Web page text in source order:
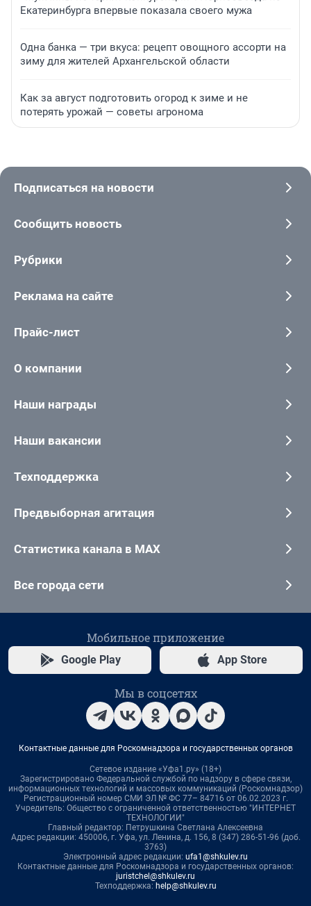
Екатеринбурга впервые показала своего мужа
Одна банка — три вкуса: рецепт овощного ассорти на
зиму для жителей Архангельской области
Как за август подготовить огород к зиме и не
потерять урожай — советы агронома
Подписаться на новости
Сообщить новость
Рубрики
Реклама на сайте
Прайс-лист
О компании
Наши награды
Наши вакансии
Техподдержка
Предвыборная агитация
Статистика канала в MAX
Все города сети
Мобильное приложение
Google Play App Store
Мы в соцсетях
Контактные данные для Роскомнадзора и государственных органов
Сетевое издание «Уфа1.ру» (18+)
Зарегистрировано Федеральной службой по надзору в сфере связи,
информационных технологий и массовых коммуникаций (Роскомнадзор)
Регистрационный номер СМИ ЭЛ № ФС 77– 84716 от 06.02.2023 г.
Учредитель: Общество с ограниченной ответственностью "ИНТЕРНЕТ
ТЕХНОЛОГИИ"
Главный редактор: Петрушкина Светлана Алексеевна
Адрес редакции: 450006, г. Уфа, ул. Ленина, д. 156, 8 (347) 286-51-96 (доб.
3763)
Электронный адрес редакции: ufa1@shkulev.ru
Контактные данные для Роскомнадзора и государственных органов:
juristchel@shkulev.ru
Техподдержка: help@shkulev.ru